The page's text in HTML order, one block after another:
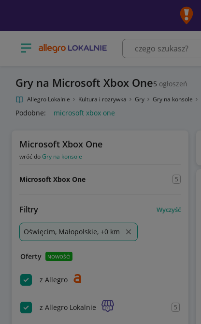
Otwórz menu z kategoriami
Gry na Microsoft Xbox One5 ogłoszeń
Allegro Lokalnie Kultura i rozrywka Gry Gry na konsole
Podobne: microsoft xbox one
Microsoft Xbox One
wróć doGry na konsole
Microsoft Xbox One 5
Filtry Wyczyść
Oświęcim, Małopolskie, +0 km
Oferty NOWOŚĆ!
z Allegro
z Allegro Lokalnie 5